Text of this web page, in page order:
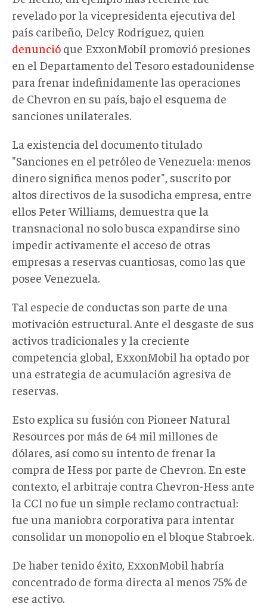
revelado por la vicepresidenta ejecutiva del
país caribeño, Delcy Rodríguez, quien
denunció que ExxonMobil promovió presiones
en el Departamento del Tesoro estadounidense
para frenar indefinidamente las operaciones
de Chevron en su país, bajo el esquema de
sanciones unilaterales.
La existencia del documento titulado
"Sanciones en el petróleo de Venezuela: menos
dinero significa menos poder", suscrito por
altos directivos de la susodicha empresa, entre
ellos Peter Williams, demuestra que la
transnacional no solo busca expandirse sino
impedir activamente el acceso de otras
empresas a reservas cuantiosas, como las que
posee Venezuela.
Tal especie de conductas son parte de una
motivación estructural. Ante el desgaste de sus
activos tradicionales y la creciente
competencia global, ExxonMobil ha optado por
una estrategia de acumulación agresiva de
reservas.
Esto explica su fusión con Pioneer Natural
Resources por más de 64 mil millones de
dólares, así como su intento de frenar la
compra de Hess por parte de Chevron. En este
contexto, el arbitraje contra Chevron-Hess ante
la CCI no fue un simple reclamo contractual:
fue una maniobra corporativa para intentar
consolidar un monopolio en el bloque Stabroek.
De haber tenido éxito, ExxonMobil habría
concentrado de forma directa al menos 75% de
ese activo.